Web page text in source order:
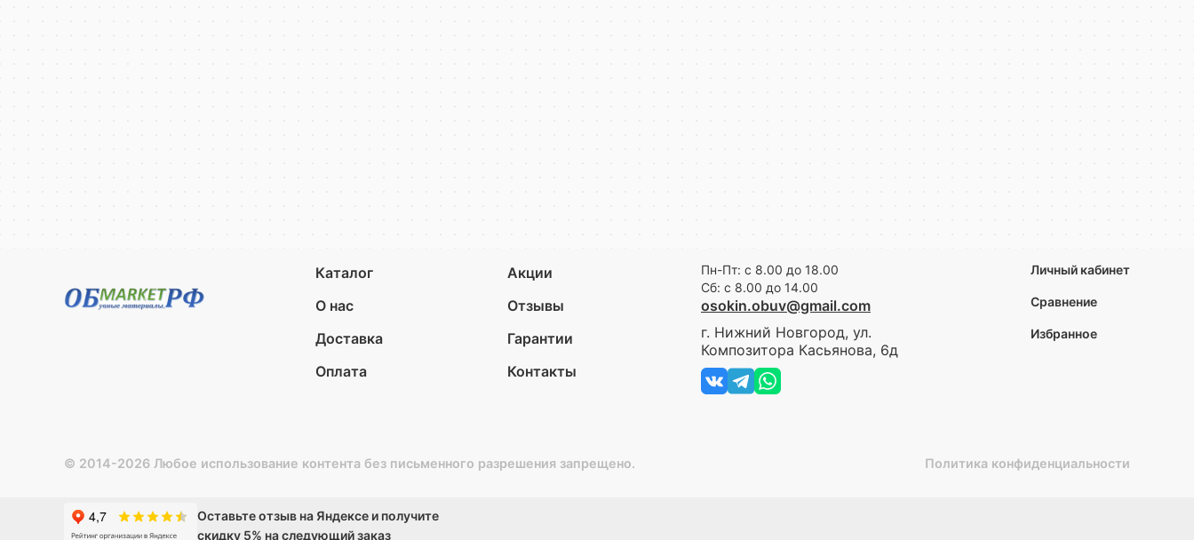
Каталог
О нас
Доставка
Оплата
Акции
Отзывы
Гарантии
Контакты
Пн-Пт: с 8.00 до 18.00
Сб: с 8.00 до 14.00
osokin.obuv@gmail.com
г. Нижний Новгород, ул.
Композитора Касьянова, 6д
Личный кабинет
Сравнение
Избранное
© 2014-2026 Любое использование контента без письменного разрешения запрещено. Политика конфиденциальности
Оставьте отзыв на Яндексе и получите
скидку 5% на следующий заказ